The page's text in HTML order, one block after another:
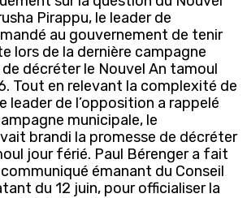
Pirappu, le leader de
au gouvernement de tenir
lors de la dernière campagne
décréter le Nouvel An tamoul
Tout en relevant la complexité de
leader de l’opposition a rappelé
municipale, le
brandi la promesse de décréter
jour férié. Paul Bérenger a fait
émanant du Conseil
du 12 juin, pour officialiser la